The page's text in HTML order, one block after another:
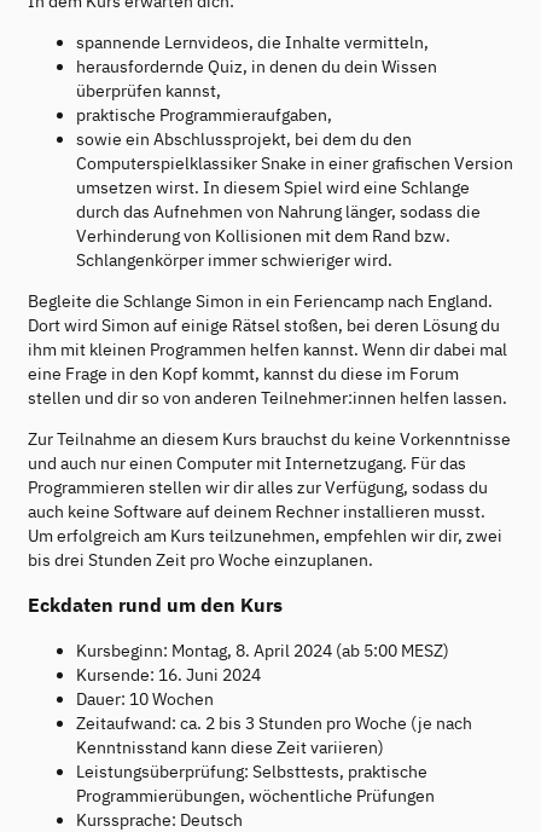
spannende Lernvideos, die Inhalte vermitteln,
herausfordernde Quiz, in denen du dein Wissen
überprüfen kannst,
praktische Programmieraufgaben,
sowie ein Abschlussprojekt, bei dem du den
Computerspielklassiker Snake in einer grafischen Version
umsetzen wirst. In diesem Spiel wird eine Schlange
durch das Aufnehmen von Nahrung länger, sodass die
Verhinderung von Kollisionen mit dem Rand bzw.
Schlangenkörper immer schwieriger wird.
Begleite die Schlange Simon in ein Feriencamp nach England.
Dort wird Simon auf einige Rätsel stoßen, bei deren Lösung du
ihm mit kleinen Programmen helfen kannst. Wenn dir dabei mal
eine Frage in den Kopf kommt, kannst du diese im Forum
stellen und dir so von anderen Teilnehmer:innen helfen lassen.
Zur Teilnahme an diesem Kurs brauchst du keine Vorkenntnisse
und auch nur einen Computer mit Internetzugang. Für das
Programmieren stellen wir dir alles zur Verfügung, sodass du
auch keine Software auf deinem Rechner installieren musst.
Um erfolgreich am Kurs teilzunehmen, empfehlen wir dir, zwei
bis drei Stunden Zeit pro Woche einzuplanen.
Eckdaten rund um den Kurs
Kursbeginn: Montag, 8. April 2024 (ab 5:00 MESZ)
Kursende: 16. Juni 2024
Dauer: 10 Wochen
Zeitaufwand: ca. 2 bis 3 Stunden pro Woche (je nach
Kenntnisstand kann diese Zeit variieren)
Leistungsüberprüfung: Selbsttests, praktische
Programmierübungen, wöchentliche Prüfungen
Kurssprache: Deutsch